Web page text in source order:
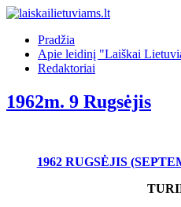
Pradžia
Apie leidinį "Laiškai
Redaktoriai
1962m. 9 Rugsėjis
1962 RUGSĖJIS